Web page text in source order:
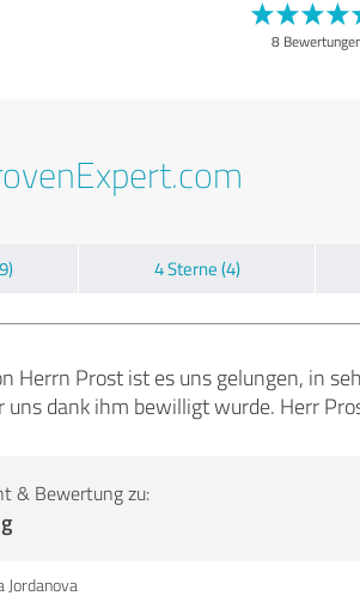
8
4 Sterne (4)
Herrn Prost ist es uns gelungen, in
uns dank ihm bewilligt wurde. Herr
& Bewertung zu:
Jordanova